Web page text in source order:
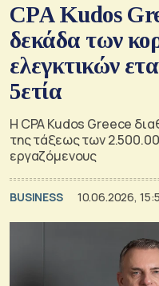
CPA Kudos
δεκάδα των
ελεγκτικών
5ετία
H CPA Kudos Greece
της τάξεως των
εργαζόμενους
BUSINESS 10.06.2026,